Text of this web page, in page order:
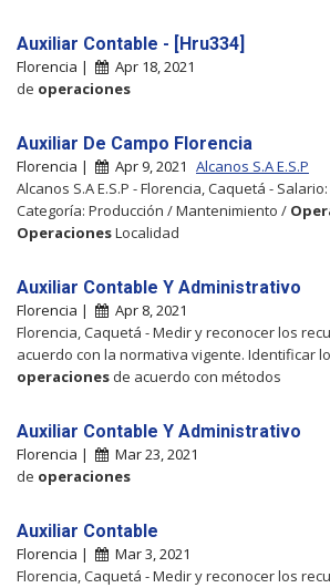
Auxiliar Contable - [Hru334]
Florencia |
Apr 18, 2021
de operaciones
Auxiliar De Campo Florencia
Florencia | Apr 9, 2021 Alcanos S.A E.S.P
Alcanos S.A E.S.P - Florencia, Caquetá -
Categoría: Producción / Mantenimiento /
OperacionesLocalidad
Auxiliar Contable Y Administrativo
Florencia |
Apr 8, 2021
Florencia, Caquetá - Medir y reconocer los
acuerdo con la normativa vigente. Identificar
operaciones de acuerdo con métodos
Auxiliar Contable Y Administrativo
Florencia |
Mar 23, 2021
de operaciones
Auxiliar Contable
Florencia |
Mar 3, 2021
Florencia, Caquetá - Medir y reconocer los